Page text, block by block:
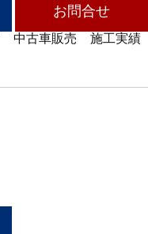
お問合せ
中古車販売 施工実績